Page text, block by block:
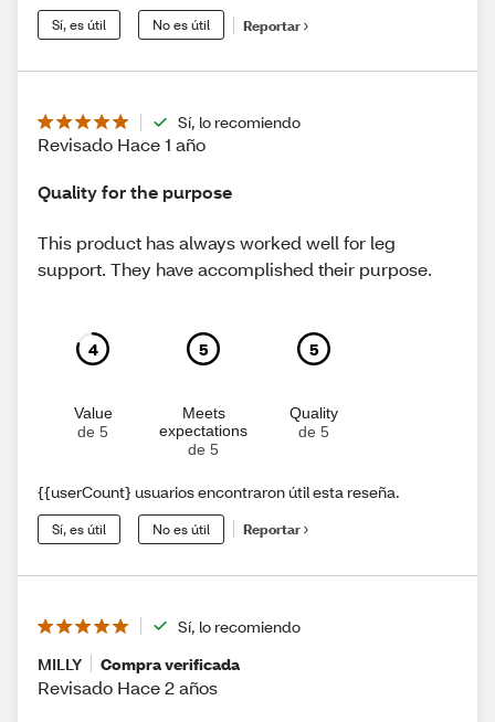
Sí, es útil No es útil Reportar
Sí, lo recomiendo
Revisado Hace 1 año
Quality for the purpose
This product has always worked well for leg
support. They have accomplished their purpose.
4
Value
de 5
5
Meets
expectations
de 5
5
Quality
de 5
{{userCount} usuarios encontraron útil esta reseña.
Sí, es útil No es útil Reportar
Sí, lo recomiendo
MILLY
Compra verificada
Revisado Hace 2 años